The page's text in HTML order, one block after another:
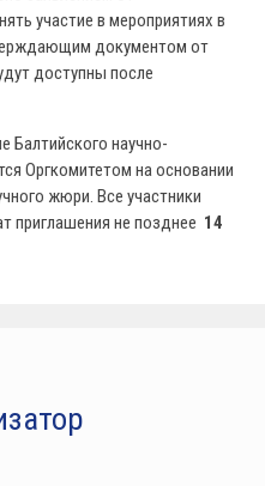
участие в мероприятиях в
документом от
доступны после
Балтийского научно-
Оргкомитетом на основании
жюри. Все участники
приглашения не позднее 14